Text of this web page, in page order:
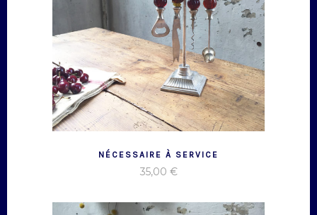
NÉCESSAIRE À SERVICE
35,00 €